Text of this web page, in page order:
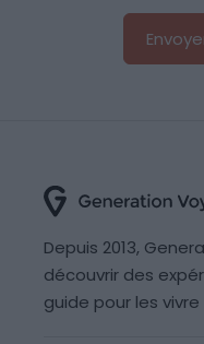
Depuis 2013,
découvrir des
guide pour les